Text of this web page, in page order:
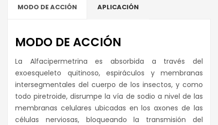
MODO DE ACCIÓN APLICACIÓN
MODO DE ACCIÓN
La Alfacipermetrina es absorbida a través del
exoesqueleto quitinoso, espiráculos y membranas
intersegmentales del cuerpo de los insectos, y como
todo piretroide, disrumpe la vía de sodio a nivel de las
membranas celulares ubicadas en los axones de las
células nerviosas, bloqueando la transmisión del